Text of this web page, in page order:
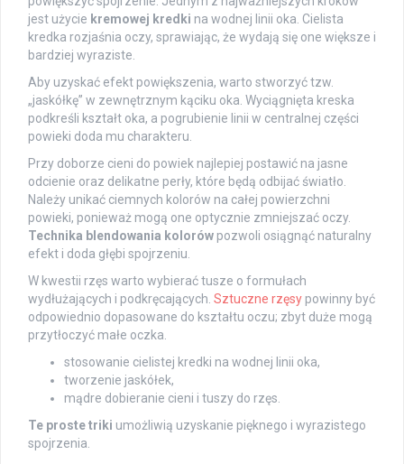
jest użycie kremowej kredki na wodnej linii oka. Cielista
kredka rozjaśnia oczy, sprawiając, że wydają się one większe i
bardziej wyraziste.
Aby uzyskać efekt powiększenia, warto stworzyć tzw.
„jaskółkę” w zewnętrznym kąciku oka. Wyciągnięta kreska
podkreśli kształt oka, a pogrubienie linii w centralnej części
powieki doda mu charakteru.
Przy doborze cieni do powiek najlepiej postawić na jasne
odcienie oraz delikatne perły, które będą odbijać światło.
Należy unikać ciemnych kolorów na całej powierzchni
powieki, ponieważ mogą one optycznie zmniejszać oczy.
Technika blendowania kolorów pozwoli osiągnąć naturalny
efekt i doda głębi spojrzeniu.
W kwestii rzęs warto wybierać tusze o formułach
wydłużających i podkręcających. Sztuczne rzęsy powinny być
odpowiednio dopasowane do kształtu oczu; zbyt duże mogą
przytłoczyć małe oczka.
stosowanie cielistej kredki na wodnej linii oka,
tworzenie jaskółek,
mądre dobieranie cieni i tuszy do rzęs.
Te proste triki umożliwią uzyskanie pięknego i wyrazistego
spojrzenia.